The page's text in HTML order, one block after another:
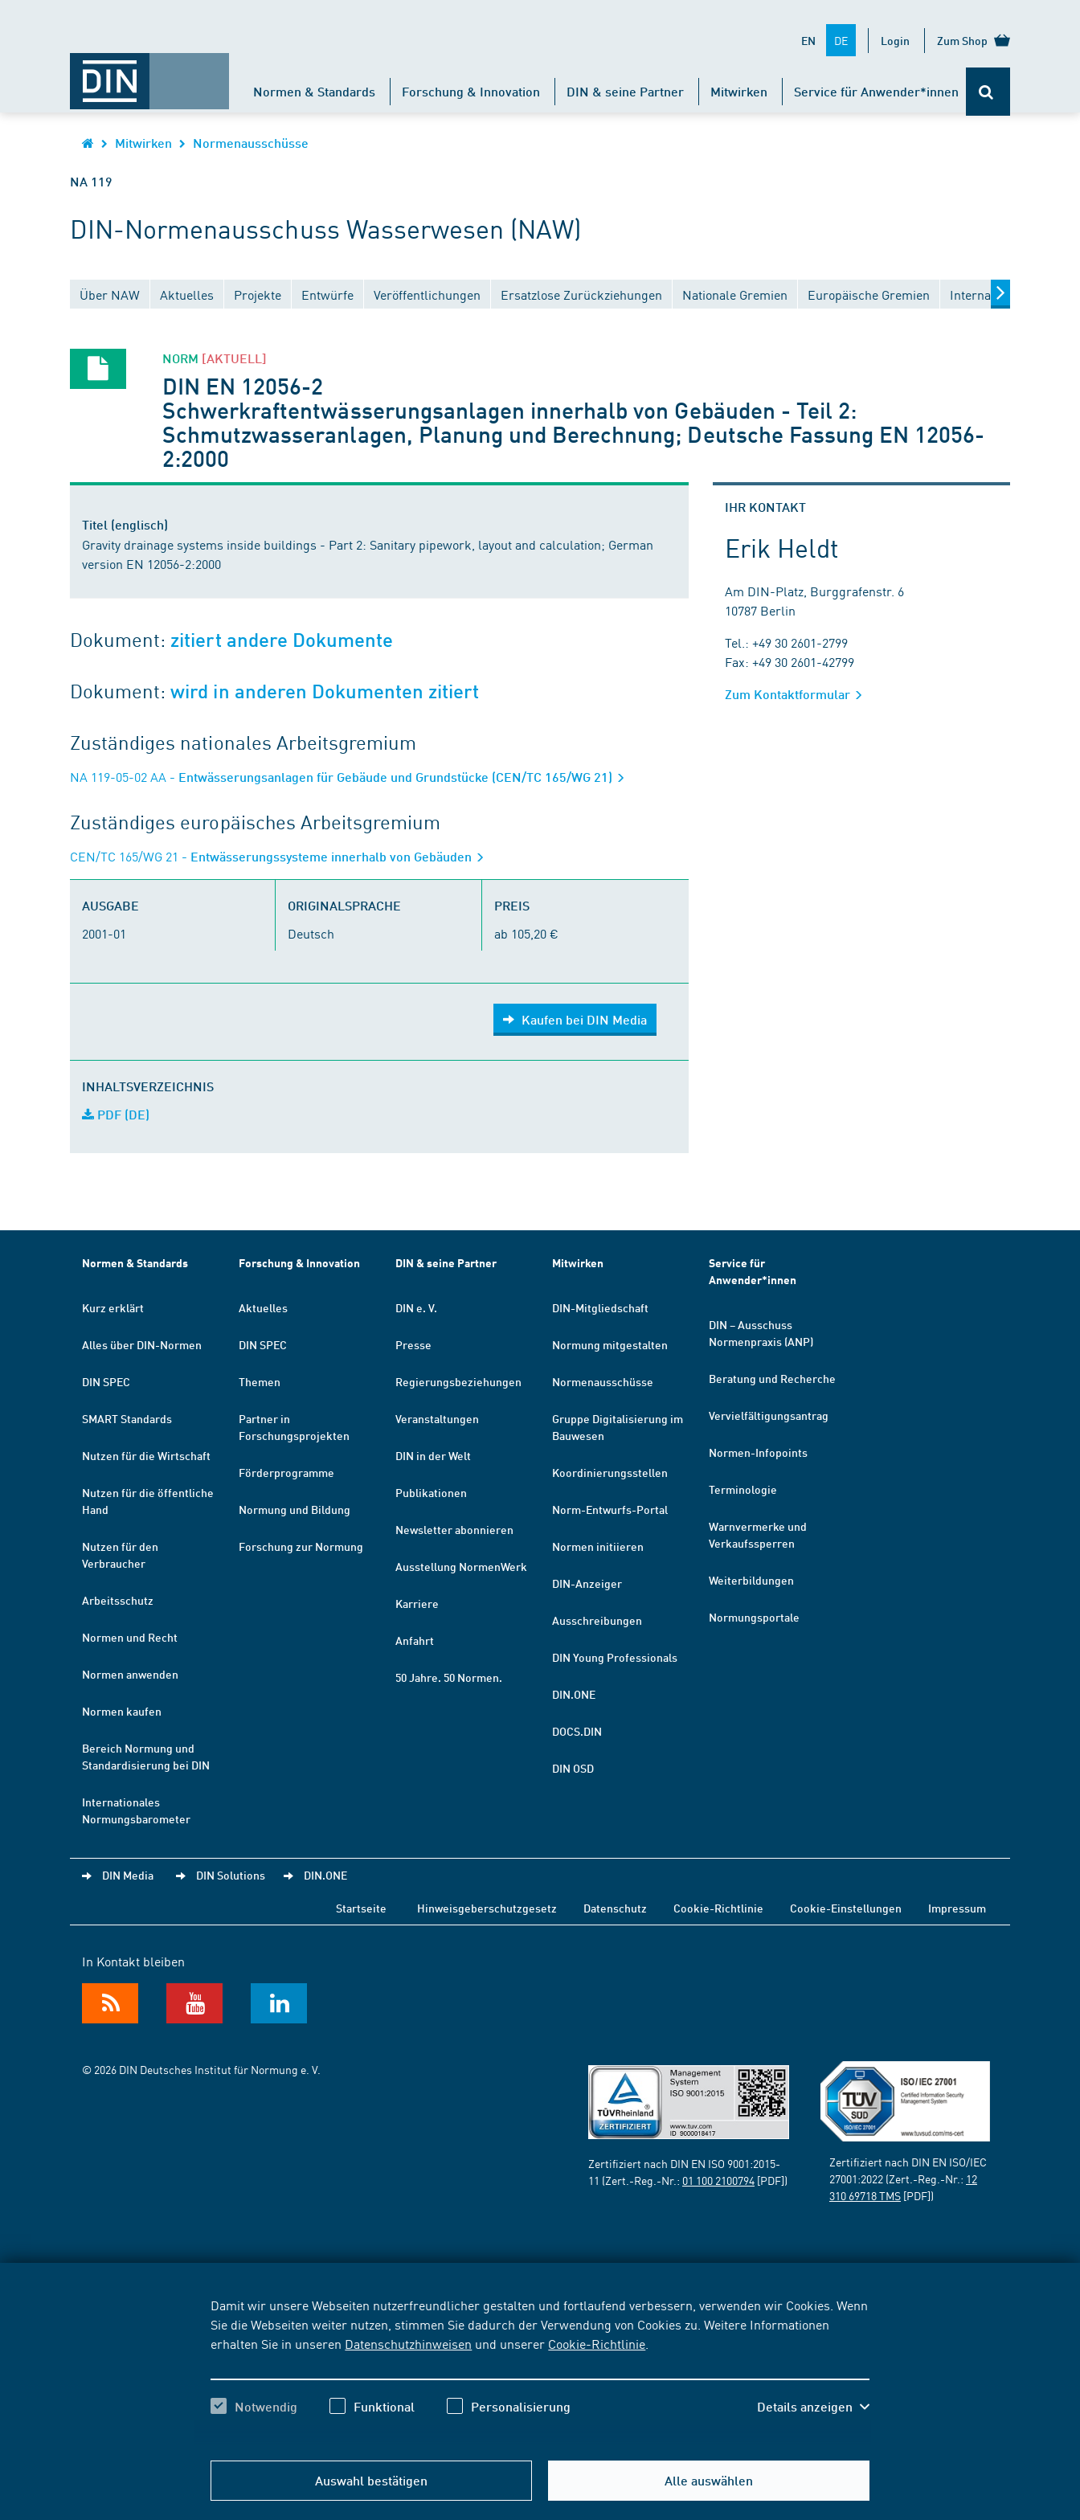
Damit wir unsere Webseiten nutzerfreundlicher gestalten und fortlaufend verbessern, verwenden wir Cookies. Wenn
Sie die Webseiten weiter nutzen, stimmen Sie dadurch der Verwendung von Cookies zu. Weitere Informationen
erhalten Sie in unseren Datenschutzhinweisen und unserer Cookie-Richtlinie
Notwendig Funktional Personalisierung Details anzeigen
Auswahl bestätigen Alle auswählen
EN DE Login Zum Shop
Normen & Standards Forschung & Innovation DIN & seine Partner Mitwirken Service für Anwender*innen
Mitwirken Normenausschüsse
NA 119
DIN-Normenausschuss Wasserwesen (NAW)
Über NAW Aktuelles Projekte Entwürfe Veröffentlichungen Ersatzlose Zurückziehungen Nationale Gremien Europäische Gremien Internationale Gremien
NORM [AKTUELL]
DIN EN 12056-2
Schwerkraftentwässerungsanlagen innerhalb von Gebäuden - Teil 2:
Schmutzwasseranlagen, Planung und Berechnung; Deutsche Fassung EN 12056-
2:2000
Titel (englisch)
Gravity drainage systems inside buildings - Part 2: Sanitary pipework, layout and calculation; German
version EN 12056-2:2000
Dokument: zitiert andere Dokumente
Dokument:wird in anderen Dokumenten zitiert
Zuständiges nationales Arbeitsgremium
NA 119-05-02 AA - Entwässerungsanlagen für Gebäude und Grundstücke (CEN/TC 165/WG 21)
Zuständiges europäisches Arbeitsgremium
CEN/TC 165/WG 21 - Entwässerungssysteme innerhalb von Gebäuden
AUSGABE
2001-01
ORIGINALSPRACHE
Deutsch
PREIS
ab 105,20 €
Kaufen bei DIN Media
INHALTSVERZEICHNIS
PDF (DE)
IHR KONTAKT
Erik Heldt
Am DIN-Platz, Burggrafenstr. 6
10787 Berlin
Tel.: +49 30 2601-2799
Fax: +49 30 2601-42799
Zum Kontaktformular
Normen & Standards
Kurz erklärt
Alles über DIN-Normen
DIN SPEC
SMART Standards
Nutzen für die Wirtschaft
Nutzen für die öffentliche
Hand
Nutzen für den
Verbraucher
Arbeitsschutz
Normen und Recht
Normen anwenden
Normen kaufen
Bereich Normung und
Standardisierung bei DIN
Internationales
Normungsbarometer
Forschung & Innovation
Aktuelles
DIN SPEC
Themen
Partner in
Forschungsprojekten
Förderprogramme
Normung und Bildung
Forschung zur Normung
DIN & seine Partner
DIN e. V.
Presse
Regierungsbeziehungen
Veranstaltungen
DIN in der Welt
Publikationen
Newsletter abonnieren
Ausstellung NormenWerk
Karriere
Anfahrt
50 Jahre. 50 Normen.
Mitwirken
DIN-Mitgliedschaft
Normung mitgestalten
Normenausschüsse
Gruppe Digitalisierung im
Bauwesen
Koordinierungsstellen
Norm-Entwurfs-Portal
Normen initiieren
DIN-Anzeiger
Ausschreibungen
DIN Young Professionals
DIN.ONE
DOCS.DIN
DIN OSD
Service für
Anwender*innen
DIN – Ausschuss
Normenpraxis (ANP)
Beratung und Recherche
Vervielfältigungsantrag
Normen-Infopoints
Terminologie
Warnvermerke und
Verkaufssperren
Weiterbildungen
Normungsportale
DIN Media DIN Solutions DIN.ONE
Startseite Hinweisgeberschutzgesetz Datenschutz Cookie-Richtlinie Cookie-Einstellungen Impressum
In Kontakt bleiben
© 2026 DIN Deutsches Institut für Normung e. V.
Zertifiziert nach DIN EN ISO 9001:2015-
11 (Zert.-Reg.-Nr.: 01 100 2100794 [PDF])
Zertifiziert nach DIN EN ISO/IEC
27001:2022 (Zert.-Reg.-Nr.: 12
310 69718 TMS [PDF])